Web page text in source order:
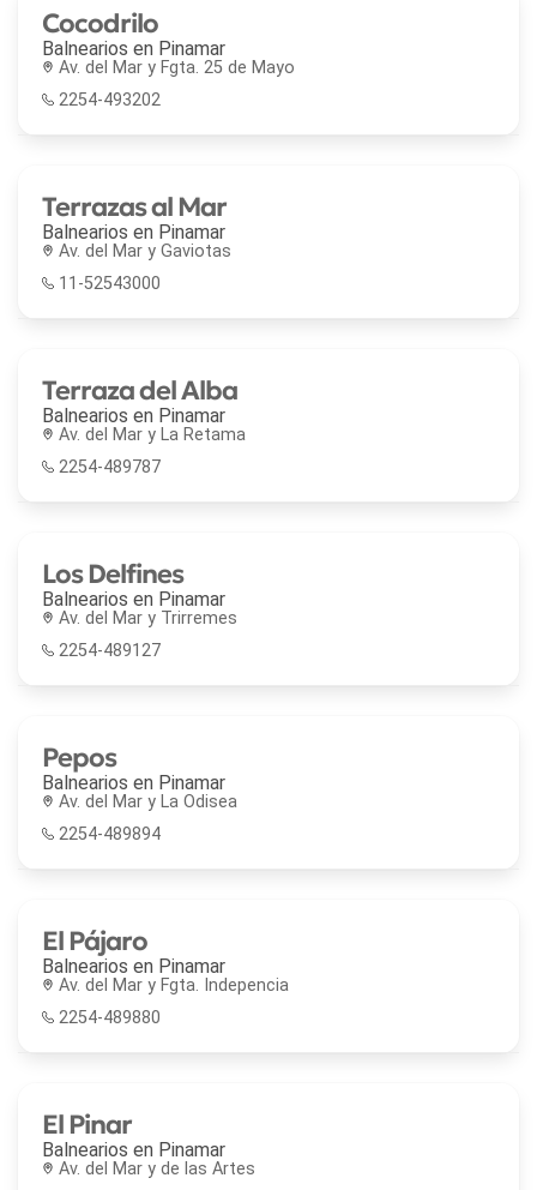
Cocodrilo
Balnearios en Pinamar
Av. del Mar y Fgta. 25 de Mayo
2254-493202
Terrazas al Mar
Balnearios en Pinamar
Av. del Mar y Gaviotas
11-52543000
Terraza del Alba
Balnearios en Pinamar
Av. del Mar y La Retama
2254-489787
Los Delfines
Balnearios en Pinamar
Av. del Mar y Trirremes
2254-489127
Pepos
Balnearios en Pinamar
Av. del Mar y La Odisea
2254-489894
El Pájaro
Balnearios en Pinamar
Av. del Mar y Fgta. Indepencia
2254-489880
El Pinar
Balnearios en Pinamar
Av. del Mar y de las Artes